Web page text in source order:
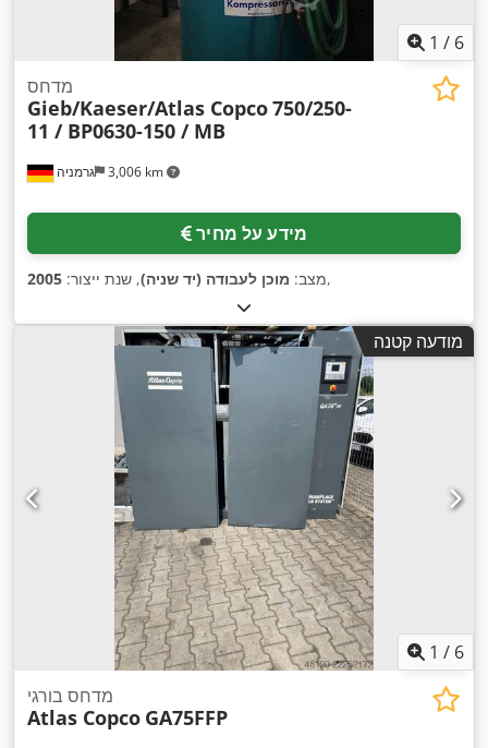
1 / 6
גרמניה 3,006 km
מדחס
Gieb/Kaeser/Atlas Copco750/250-
11 / BP0630-150 / MB
מידע על מחיר
מצב: מוכן לעבודה (יד שניה), שנת ייצור: 2005 ,
מודעה קטנה
1 / 6
מדחס בורגי
Atlas Copco GA75FFP